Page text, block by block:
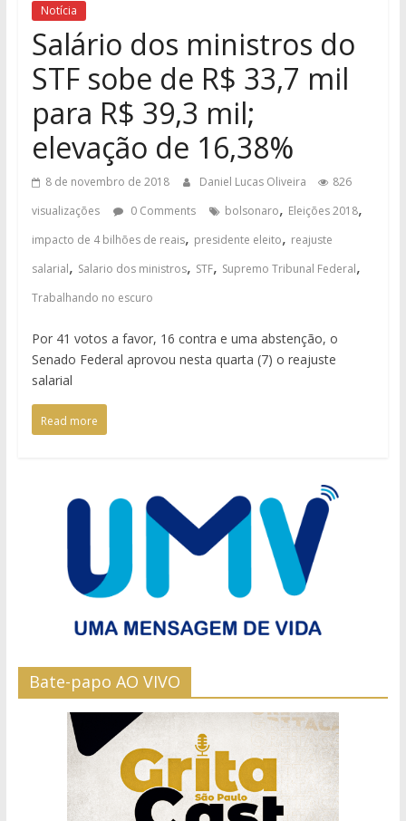
Notícia
Salário dos ministros do
STF sobe de R$ 33,7 mil
para R$ 39,3 mil;
elevação de 16,38%
8 de novembro de 2018 Daniel Lucas Oliveira
826
visualizações
0 Comments bolsonaro, Eleições 2018,
impacto de 4 bilhões de reais, presidente eleito, reajuste
salarial, Salario dos ministros, STF, Supremo Tribunal Federal,
Trabalhando no escuro
Por 41 votos a favor, 16 contra e uma abstenção, o
Senado Federal aprovou nesta quarta (7) o reajuste
salarial
Read more
Bate-papo AO VIVO